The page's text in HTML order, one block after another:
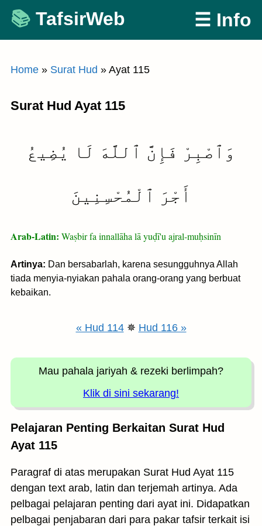
Skip
content
TafsirWeb ☰ Info
Home » Surat Hud » Ayat 115
Surat Hud Ayat 115
وَٱصْبِرْ فَإِنَّ ٱللَّهَ لَا يُضِيعُ
أَجْرَ ٱلْمُحْسِنِينَ
Arab-Latin: Waṣbir fa innallāha lā yuḍī'u ajral-muḥsinīn
Artinya: Dan bersabarlah, karena sesungguhnya Allah
tiada menyia-nyiakan pahala orang-orang yang berbuat
kebaikan.
« Hud 114✵ Hud 116 »
Mau pahala jariyah & rezeki berlimpah?
Klik di sini sekarang!
Pelajaran Penting Berkaitan Surat Hud
Ayat 115
Paragraf di atas merupakan Surat Hud Ayat 115
dengan text arab, latin dan terjemah artinya. Ada
pelbagai pelajaran penting dari ayat ini. Didapatkan
pelbagai penjabaran dari para pakar tafsir terkait isi